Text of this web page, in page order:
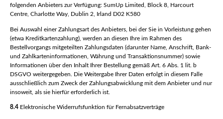
folgenden Anbieters zur Verfügung: SumUp Limited, Block 8, Harcourt
Centre, Charlotte Way, Dublin 2, Irland D02 K580
Bei Auswahl einer Zahlungsart des Anbieters, bei der Sie in Vorleistung gehen
(etwa Kreditkartenzahlung), werden an diesen Ihre im Rahmen des
Bestellvorgangs mitgeteilten Zahlungsdaten (darunter Name, Anschrift, Bank-
und Zahlkarteninformationen, Währung und Transaktionsnummer) sowie
Informationen über den Inhalt Ihrer Bestellung gemäß Art. 6 Abs. 1 lit. b
DSGVO weitergegeben. Die Weitergabe Ihrer Daten erfolgt in diesem Falle
ausschließlich zum Zweck der Zahlungsabwicklung mit dem Anbieter und nur
insoweit, als sie hierfür erforderlich ist.
8.4 Elektronische Widerrufsfunktion für Fernabsatzverträge